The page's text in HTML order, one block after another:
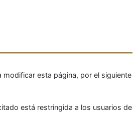
modificar esta página, por el siguiente
está restringida a los usuarios de